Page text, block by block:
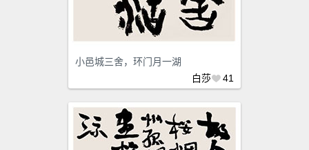
小邑城三舍，环门月一湖
白莎
41